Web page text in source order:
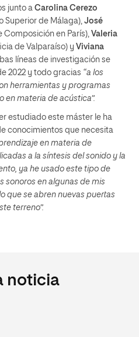
junto a Carolina Cerezo
de Málaga), José
en París), Valeria
de Valparaíso) y Viviana
líneas de investigación se
2022 y todo gracias “a los
herramientas y programas
en materia de acústica”.
estudiado este máster le ha
conocimientos que necesita
en materia de
a la síntesis del sonido y la
ya he usado este tipo de
sonoros en algunas de mis
que se abren nuevas puertas
terreno”.
noticia